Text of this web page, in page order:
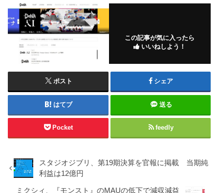
この記事が気に入ったら
いいねしよう！
ポスト シェア
はてブ 送る
Pocket feedly
スタジオジブリ、第19期決算を官報に掲載 当期純
利益は12億円
ミクシィ、『モンスト』のMAUの低下で減収減益